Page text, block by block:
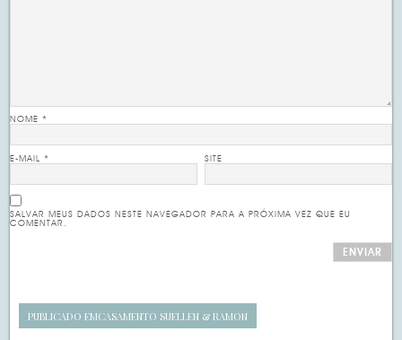
NOME*
E-MAIL* SITE
SALVAR MEUS DADOS NESTE NAVEGADOR PARA A PRÓXIMA VEZ QUE EU
COMENTAR.
PUBLICADO EMCASAMENTO SUELLEN & RAMON